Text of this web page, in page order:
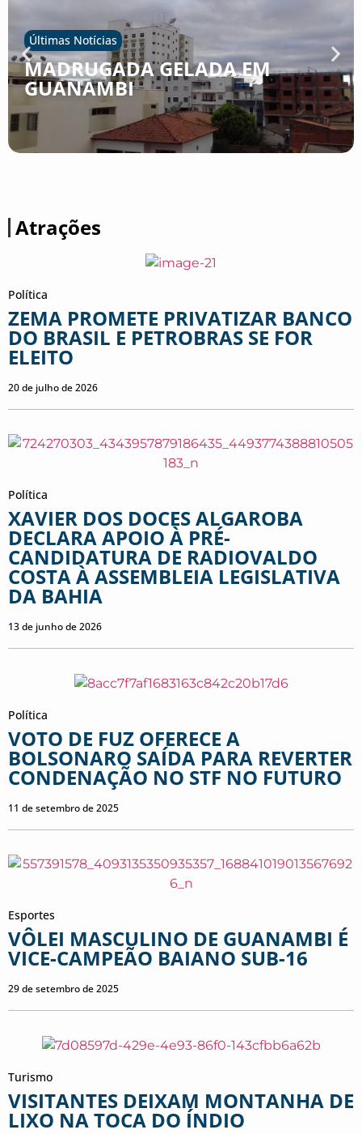
Últimas Notícias
MADRUGADA GELADA EM
GUANAMBI
Atrações
Política
ZEMA PROMETE PRIVATIZAR BANCO
DO BRASIL E PETROBRAS SE FOR
ELEITO
20 de julho de 2026
Política
XAVIER DOS DOCES ALGAROBA
DECLARA APOIO À PRÉ-
CANDIDATURA DE RADIOVALDO
COSTA À ASSEMBLEIA LEGISLATIVA
DA BAHIA
13 de junho de 2026
Política
VOTO DE FUZ OFERECE A
BOLSONARO SAÍDA PARA REVERTER
CONDENAÇÃO NO STF NO FUTURO
11 de setembro de 2025
Esportes
VÔLEI MASCULINO DE GUANAMBI É
VICE-CAMPEÃO BAIANO SUB-16
29 de setembro de 2025
Turismo
VISITANTES DEIXAM MONTANHA DE
LIXO NA TOCA DO ÍNDIO